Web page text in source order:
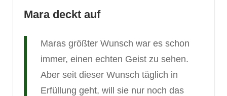
Mara deckt auf
Maras größter Wunsch war es schon
immer, einen echten Geist zu sehen.
Aber seit dieser Wunsch täglich in
Erfüllung geht, will sie nur noch das